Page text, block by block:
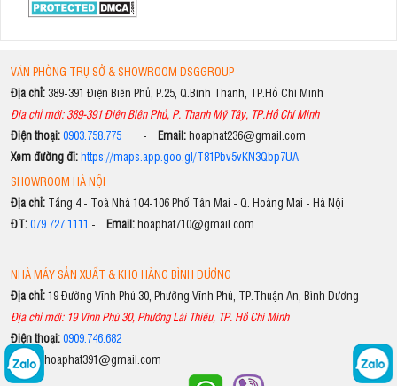
VĂN PHÒNG TRỤ SỞ & SHOWROOM DSGGROUP
Địa chỉ: 389-391 Điện Biên Phủ, P.25, Q.Bình Thạnh, TP.Hồ Chí Minh
Địa chỉ mới: 389-391 Điện Biên Phủ, P. Thạnh Mỹ Tây, TP.Hồ Chí Minh
Điện thoại:0903.758.775- Email:hoaphat236@gmail.com
Xem đường đi:https://maps.app.goo.gl/T81Pbv5vKN3Qbp7UA
SHOWROOM HÀ NỘI
Địa chỉ:Tầng 4 - Toà Nhà 104-106 Phố Tân Mai - Q. Hoàng Mai - Hà Nội
ĐT:079.727.1111 - Email:hoaphat710@gmail.com
NHÀ MÁY SẢN XUẤT & KHO HÀNG BÌNH DƯƠNG
Địa chỉ:19 Đường Vĩnh Phú 30, Phường Vĩnh Phú, TP.Thuận An, Bình Dương
Địa chỉ mới: 19 Vĩnh Phú 30, Phường Lái Thiêu, TP. Hồ Chí Minh
Điện thoại:0909.746.682
Email:hoaphat391@gmail.com